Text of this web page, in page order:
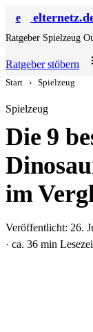
e
Ratgeber Spielzeug
Ratgeber stöbern
Start › Spielzeug
Spielzeug
Die 9
im
Veröffentlicht: 26.
· ca. 36 min